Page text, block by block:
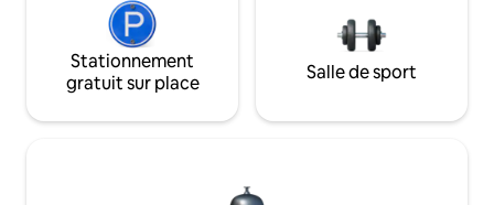
Stationnement
gratuit sur place
Salle de sport